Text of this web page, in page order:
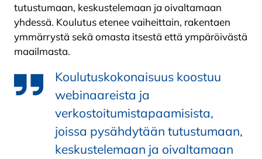
tutustumaan, keskustelemaan ja oivaltamaan
yhdessä. Koulutus etenee vaiheittain, rakentaen
ymmärrystä sekä omasta itsestä että ympäröivästä
maailmasta.
Koulutuskokonaisuus koostuu
webinaareista ja
verkostoitumistapaamisista,
joissa pysähdytään tutustumaan,
keskustelemaan ja oivaltamaan